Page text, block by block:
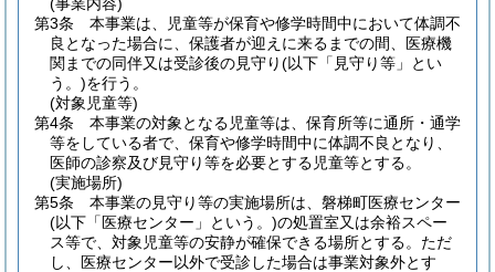
第3条
本事業は、児童等が保育や修学時間中において体調不
良となった場合に、保護者が迎えに来るまでの間、医療機
関までの同伴又は受診後の見守り(以下「見守り等」とい
う。)を行う。
(対象児童等)
第4条
本事業の対象となる児童等は、保育所等に通所・通学
等をしている者で、保育や修学時間中に体調不良となり、
医師の診察及び見守り等を必要とする児童等とする。
(実施場所)
第5条
本事業の見守り等の実施場所は、磐梯町医療センター
(以下「医療センター」という。)の処置室又は余裕スペー
ス等で、対象児童等の安静が確保できる場所とする。 ただ
し、医療センター以外で受診した場合は事業対象外とす